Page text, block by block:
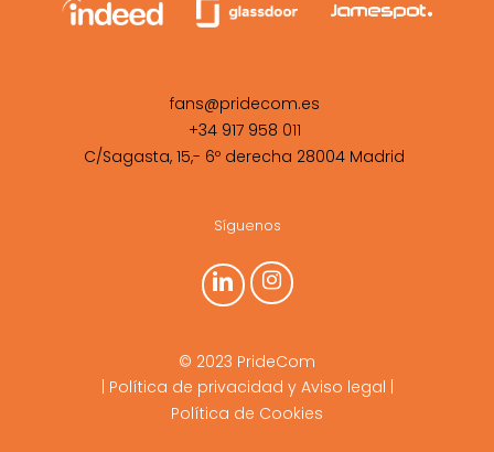
fans@pridecom.es
+34 917 958 011
C/Sagasta, 15,- 6º derecha 28004 Madrid
Síguenos
© 2023 PrideCom
Política de privacidad y Aviso legal
Política de Cookies